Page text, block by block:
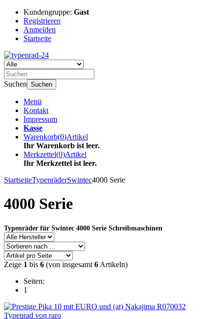
Kundengruppe: Gast
Registrieren
Anmelden
Startseite
Suchen Suchen
Menü
Kontakt
Impressum
Kasse
Warenkorb(0)Artikel
Ihr Warenkorb ist leer.
Merkzettel(0)Artikel
Ihr Merkzettel ist leer.
StartseiteTypenräderSwintec4000 Serie
4000 Serie
Typenräder für Swintec 4000 Serie Schreibmaschinen
Zeige 1 bis 6 (von insgesamt 6 Artikeln)
Seiten:
1